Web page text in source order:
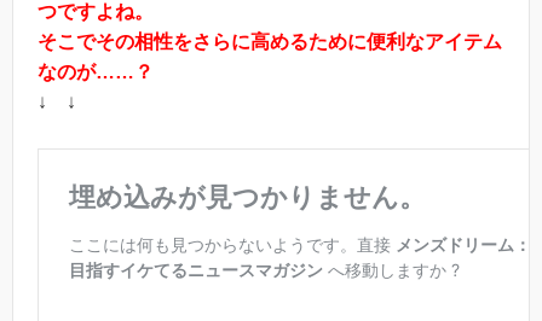
つですよね。
そこでその相性をさらに高めるために便利なアイテム
なのが……？
↓ ↓